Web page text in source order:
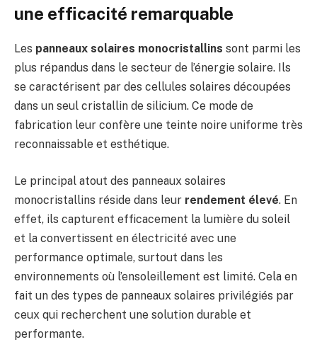
une efficacité remarquable
Les panneaux solaires monocristallins sont parmi les
plus répandus dans le secteur de l’énergie solaire. Ils
se caractérisent par des cellules solaires découpées
dans un seul cristallin de silicium. Ce mode de
fabrication leur confère une teinte noire uniforme très
reconnaissable et esthétique.
Le principal atout des panneaux solaires
monocristallins réside dans leur rendement élevé. En
effet, ils capturent efficacement la lumière du soleil
et la convertissent en électricité avec une
performance optimale, surtout dans les
environnements où l’ensoleillement est limité. Cela en
fait un des types de panneaux solaires privilégiés par
ceux qui recherchent une solution durable et
performante.